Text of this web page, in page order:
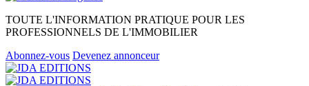
TOUTE L'INFORMATION PRATIQUE POUR LES
PROFESSIONNELS DE L'IMMOBILIER
Abonnez-vous Devenez annonceur